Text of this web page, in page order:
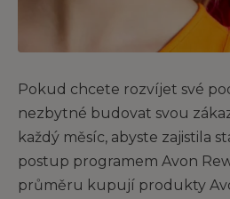
Pokud chcete rozvíjet své
nezbytné budovat svou
každý měsíc, abyste zajistila
postup programem Avon
průměru kupují produkty